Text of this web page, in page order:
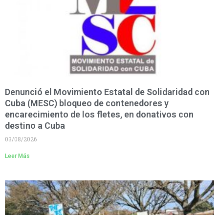
Denunció el Movimiento Estatal de Solidaridad con
Cuba (MESC) bloqueo de contenedores y
encarecimiento de los fletes, en donativos con
destino a Cuba
03/08/2026
Leer Más